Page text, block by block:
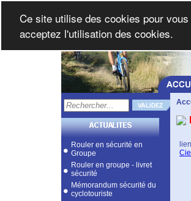
Rouler en sécurité en
Groupe
Rouler en groupe - livret
sécurité
Mémorandum sécurité du
cyclotouriste
Ce site utilise des cookies pour
acceptez l'utilisation des cookies.